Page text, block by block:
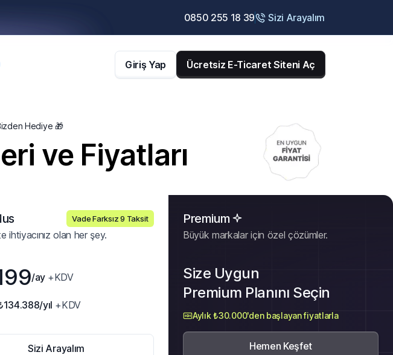
0850 255 18 39 Sizi Arayalım
Giriş Yap Ücretsiz E-Ticaret Siteni Aç
Bizden Hediye 🎁
ve Fiyatları
Vade Farksız 9 Taksit
ihtiyacınız olan her şey.
/ay +KDV
/yıl +KDV
Sizi Arayalım
Premium
Büyük markalar için özel çözümler.
Size Uygun
Premium Planını Seçin
Aylık ₺30.000'den başlayan fiyatlarla
Hemen Keşfet